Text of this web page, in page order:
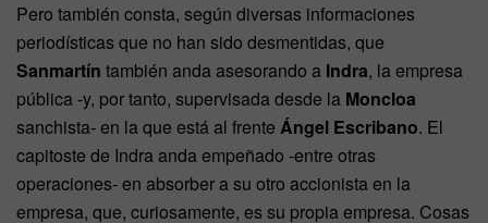
Pero también consta, según diversas informaciones
periodísticas que no han sido desmentidas, que
Sanmartín también anda asesorando a Indra, la empresa
pública -y, por tanto, supervisada desde la Moncloa
sanchista- en la que está al frente Ángel Escribano. El
capitoste de Indra anda empeñado -entre otras
operaciones- en absorber a su otro accionista en la
empresa, que, curiosamente, es su propia empresa. Cosas